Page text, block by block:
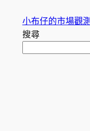
小布仔的市場觀測
搜尋